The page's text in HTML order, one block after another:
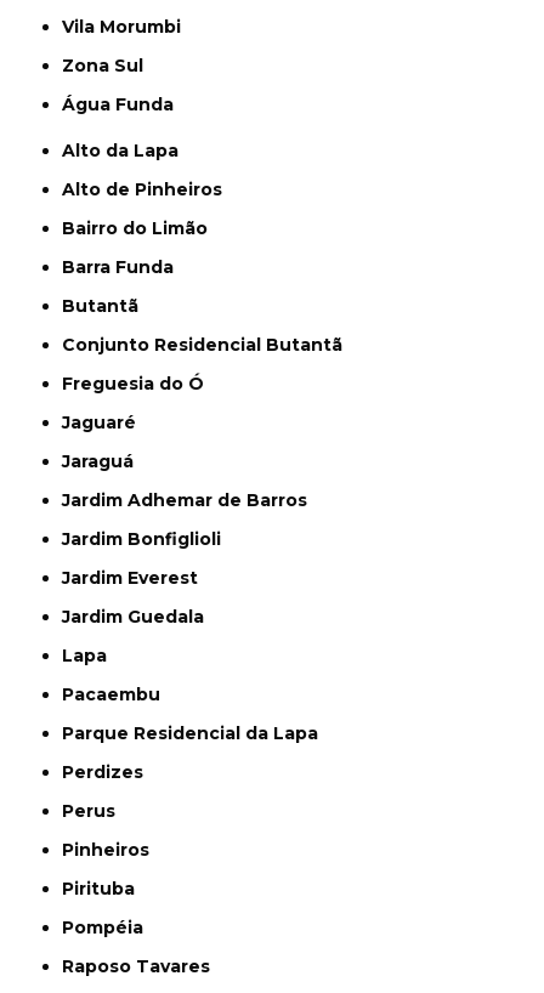
Vila Morumbi
Zona Sul
Água Funda
Alto da Lapa
Alto de Pinheiros
Bairro do Limão
Barra Funda
Butantã
Conjunto Residencial Butantã
Freguesia do Ó
Jaguaré
Jaraguá
Jardim Adhemar de Barros
Jardim Bonfiglioli
Jardim Everest
Jardim Guedala
Lapa
Pacaembu
Parque Residencial da Lapa
Perdizes
Perus
Pinheiros
Pirituba
Pompéia
Raposo Tavares